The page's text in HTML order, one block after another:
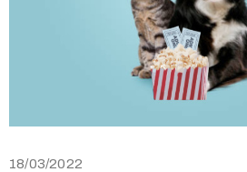
18/03/2022